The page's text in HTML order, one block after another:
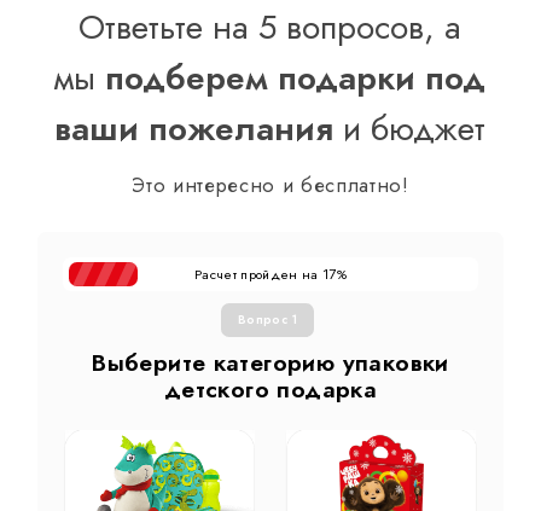
Ответьте на 5 вопросов, а
мы подберем подарки под
ваши пожелания и бюджет
Это интересно и бесплатно!
Расчет пройден на 17%
Вопрос 1
Выберите категорию упаковки
детского подарка